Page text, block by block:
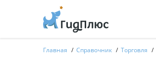
Главная Справочник Торговля